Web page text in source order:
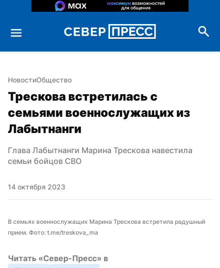
НовостиОбщество
Трескова встретилась с
семьями военнослужащих из
Лабытнанги
Глава Лабытнанги Марина Трескова навестила
семьи бойцов СВО
14 октября 2023
В семьях военнослужащих Марина Трескова встретила радушный
прием. Фото: t.me/treskova_ma
Читать «Север-Пресс» в